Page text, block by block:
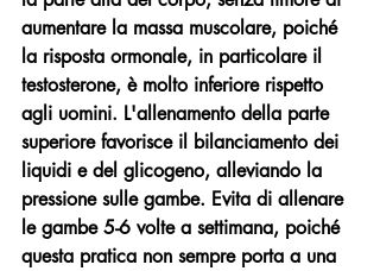
aumentare la massa muscolare, poiché
la risposta ormonale, in particolare il
testosterone, è molto inferiore rispetto
agli uomini. L'allenamento della parte
superiore favorisce il bilanciamento dei
liquidi e del glicogeno, alleviando la
pressione sulle gambe. Evita di allenare
le gambe 5-6 volte a settimana, poiché
questa pratica non sempre porta a una